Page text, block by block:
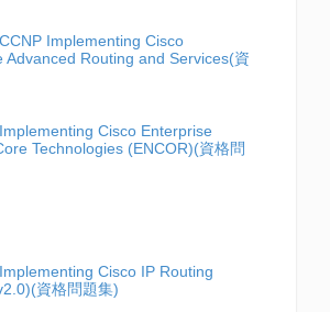
Implementing Cisco
Advanced Routing and Services(資
Cisco Enterprise
Technologies (ENCOR)(資格問
Cisco IP Routing
資格問題集)